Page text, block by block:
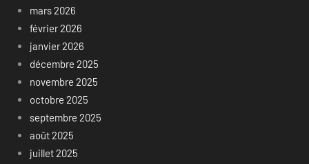
mars 2026
février 2026
janvier 2026
décembre 2025
novembre 2025
octobre 2025
septembre 2025
août 2025
juillet 2025